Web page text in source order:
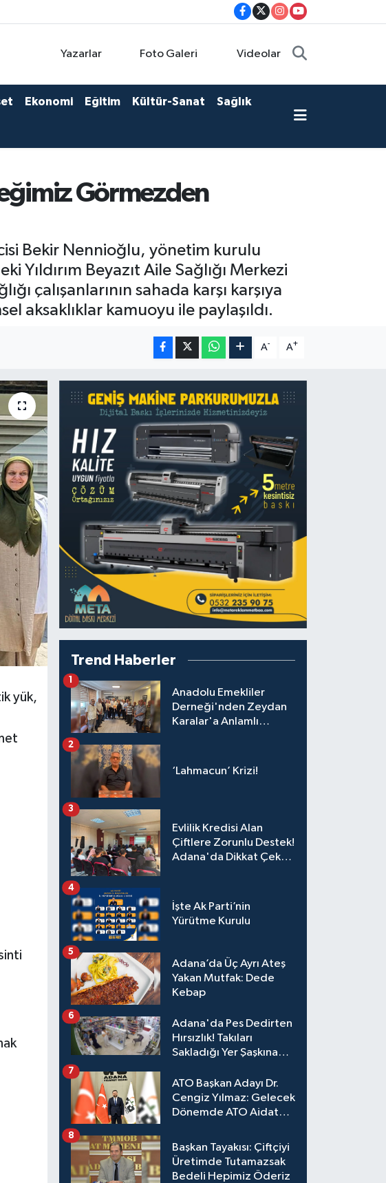
Yazarlar Foto Galeri Videolar
Ekonomi Eğitim Kültür-Sanat Sağlık
Görmezden
Bekir Nennioğlu, yönetim kurulu
Yıldırım Beyazıt Aile Sağlığı Merkezi
çalışanlarının sahada karşı karşıya
aksaklıklar kamuoyu ile paylaşıldı.
A- A+
yük,
Trend Haberler
Anadolu Emekliler
Derneği'nden Zeydan
Karalar'a Anlamlı
1
‘Lahmacun’ Krizi!
2
Evlilik Kredisi Alan
Çiftlere Zorunlu Destek!
Adana'da Dikkat Çeken
3
İşte Ak Parti’nin
Yürütme Kurulu
4
Adana’da Üç Ayrı Ateş
Yakan Mutfak: Dede
Kebap
5
Adana'da Pes Dedirten
Hırsızlık! Takıları
Sakladığı Yer Şaşkına
6
ATO Başkan Adayı Dr.
Cengiz Yılmaz: Gelecek
Dönemde ATO Aidat
Üyelerimize Ve
Adana'ya Yatırılacak
7
Başkan Tayakısı: Çiftçiyi
Üretimde Tutamazsak
Bedeli Hepimiz Öderiz
8